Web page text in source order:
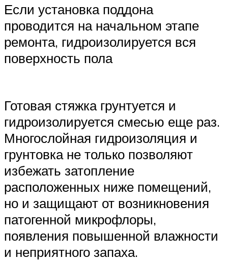
Если установка поддона
проводится на начальном этапе
ремонта, гидроизолируется вся
поверхность пола
Готовая стяжка грунтуется и
гидроизолируется смесью еще раз.
Многослойная гидроизоляция и
грунтовка не только позволяют
избежать затопление
расположенных ниже помещений,
но и защищают от возникновения
патогенной микрофлоры,
появления повышенной влажности
и неприятного запаха.